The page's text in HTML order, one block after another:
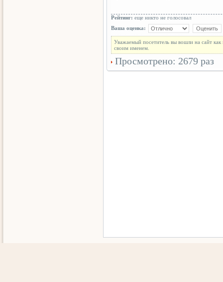
Рейтинг: еще никто не голосовал
Ваша оценка:
Уважаемый посетитель вы вошли на сайт
своим именем.
Просмотрено: 2679 раз